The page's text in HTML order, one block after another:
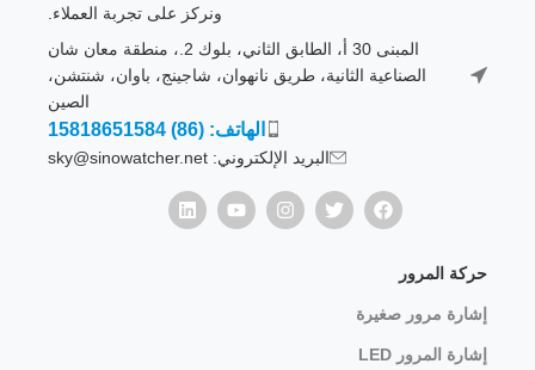
ونركز على تجربة العملاء.
المبنى 30 أ، الطابق الثاني، بلوك 2.، منطقة معان شان
الصناعية الثانية، طريق نانهوان، شاجينج، باوان، شنتشن،
الصين
الهاتف: (86) 15818651584
البريد الإلكتروني: sky@sinowatcher.net
حركة المرور
إشارة مرور صغيرة
إشارة المرور LED